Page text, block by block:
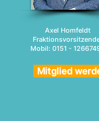
Axel Homfeldt
Mobil: 0151 -
Mitglied